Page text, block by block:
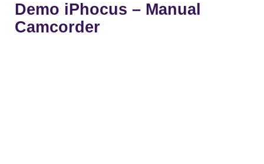
Demo iPhocus – Manual
Camcorder